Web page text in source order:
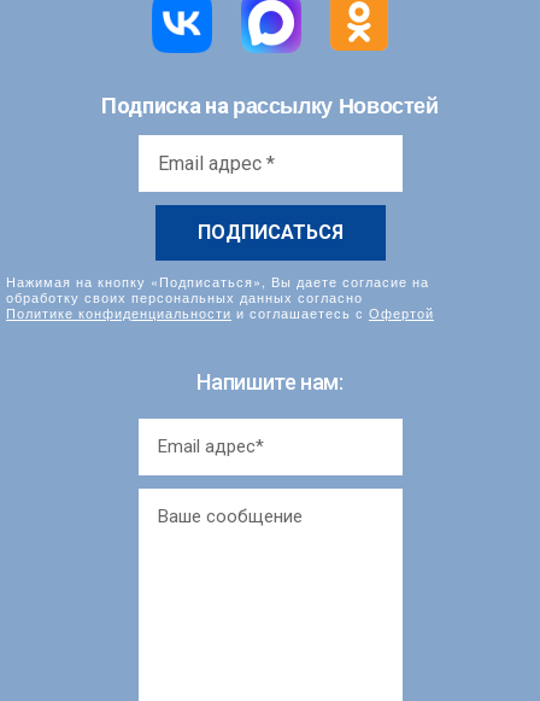
Подписка на рассылку Новостей
Нажимая на кнопку «Подписаться», Вы даете согласие на
обработку своих персональных данных согласно
Политике конфиденциальности и соглашаетесь с Офертой
Напишите нам: